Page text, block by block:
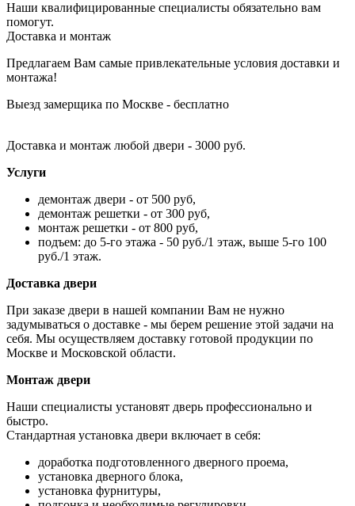
Наши квалифицированные специалисты обязательно вам
помогут.
Доставка и монтаж
Предлагаем Вам самые привлекательные условия доставки и
монтажа!
Выезд замерщика по Москве - бесплатно
Доставка и монтаж любой двери - 3000 руб.
Услуги
демонтаж двери - от 500 руб,
демонтаж решетки - от 300 руб,
монтаж решетки - от 800 руб,
подъем: до 5-го этажа - 50 руб./1 этаж, выше 5-го 100
руб./1 этаж.
Доставка двери
При заказе двери в нашей компании Вам не нужно
задумываться о доставке - мы берем решение этой задачи на
себя. Мы осуществляем доставку готовой продукции по
Москве и Московской области.
Монтаж двери
Наши специалисты установят дверь профессионально и
быстро.
Стандартная установка двери включает в себя:
доработка подготовленного дверного проема,
установка дверного блока,
установка фурнитуры,